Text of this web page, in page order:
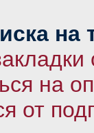
на
на
от